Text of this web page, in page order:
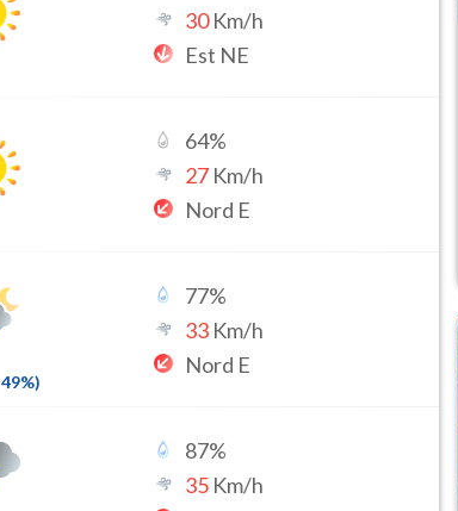
30Km/h
Est NE
64%
27 Km/h
Nord E
49%)
77%
33 Km/h
Nord E
87%
35 Km/h